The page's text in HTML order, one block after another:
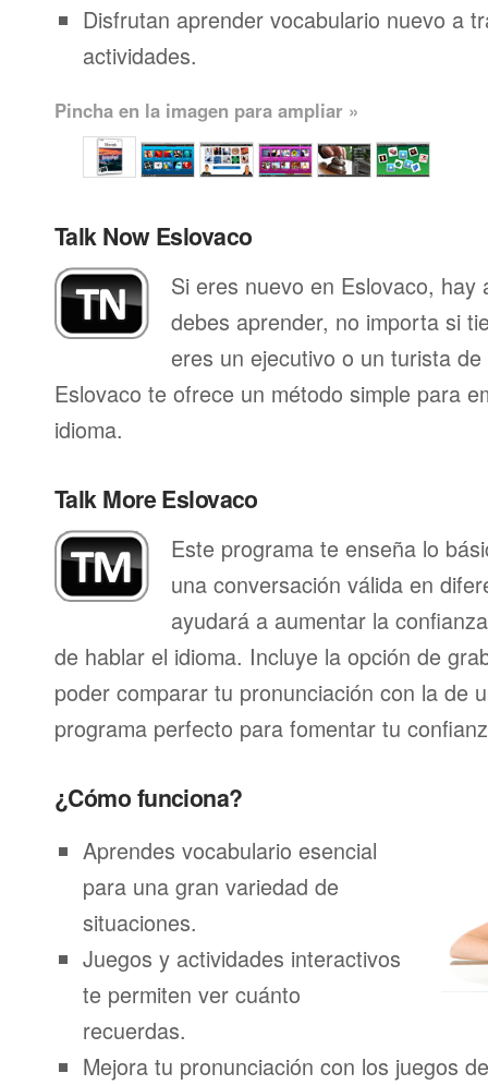
Disfrutan aprender vocabulario nuevo a
actividades.
Pincha en la imagen para ampliar »
Talk Now Eslovaco
Si eres nuevo en Eslovaco, hay
debes aprender, no importa si
eres un ejecutivo o un turista
Eslovaco te ofrece un método simple para
idioma.
Talk More Eslovaco
Este programa te enseña lo
una conversación válida en
ayudará a aumentar la
de hablar el idioma. Incluye la opción de
poder comparar tu pronunciación con la de
programa perfecto para fomentar tu
¿Cómo funciona?
Aprendes vocabulario esencial
para una gran variedad de
situaciones.
Juegos y actividades interactivos
te permiten ver cuánto
recuerdas.
Mejora tu pronunciación con los juegos